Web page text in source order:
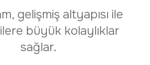
gelişmiş altyapısı ile
büyük kolaylıklar
sağlar.